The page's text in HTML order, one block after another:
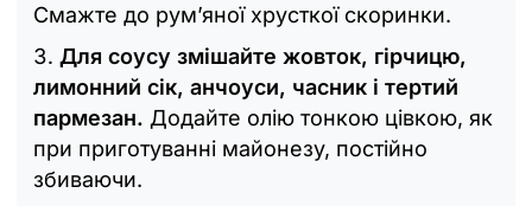
Смажте до рум’яної хрусткої скоринки.
Для соусу змішайте жовток, гірчицю,
лимонний сік, анчоуси, часник і тертий
пармезан. Додайте олію тонкою цівкою, як
при приготуванні майонезу, постійно
збиваючи.